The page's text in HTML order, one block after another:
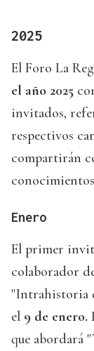
2025
El Foro La
el año 2025
invitados,
respectivos
compartirán
Enero
El primer
colaborador
"Intrahistoria
el 9 de enero.
que abordará